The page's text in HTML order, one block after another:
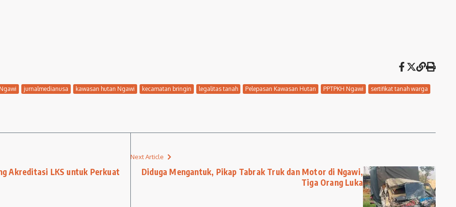
jurnalmedianusa kawasan hutan Ngawi kecamatan bringin legalitas tanah Pelepasan Kawasan Hutan PPTPKH Ngawi
sertifikat tanah warga
Akreditasi LKS untuk Perkuat
Next Article
Diduga Mengantuk, Pikap Tabrak Truk dan Motor di Ngawi,
Tiga Orang Luka